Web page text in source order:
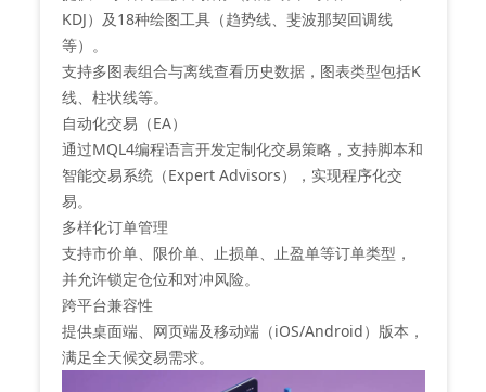
KDJ）及18种绘图工具（趋势线、斐波那契回调线
等）。
支持多图表组合与离线查看历史数据，图表类型包括K
线、柱状线等。
‌自动化交易（EA）‌
通过MQL4编程语言开发定制化交易策略，支持脚本和
智能交易系统（Expert Advisors），实现程序化交
易。
‌多样化订单管理‌
支持市价单、限价单、止损单、止盈单等订单类型，
并允许锁定仓位和对冲风险。
‌跨平台兼容性‌
提供桌面端、网页端及移动端（iOS/Android）版本，
满足全天候交易需求。